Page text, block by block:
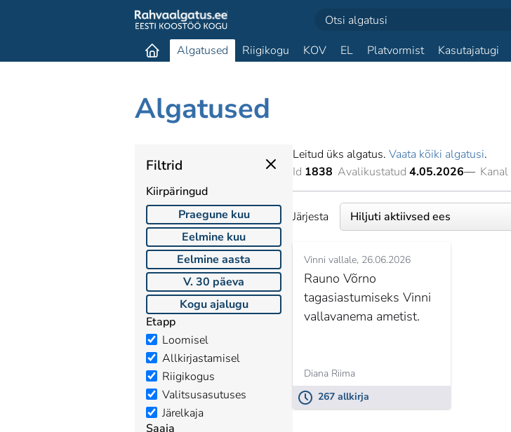
Algatused Riigikogu KOV EL Platvormist Kasutajatugi
Algatused
Filtrid
Kiirpäringud
Praegune kuu
Eelmine kuu
Eelmine aasta
V. 30 päeva
Kogu ajalugu
Etapp
Loomisel
Allkirjastamisel
Riigikogus
Valitsusasutuses
Järelkaja
Saaja
Leitud üks algatus. Vaata kõiki algatusi.
Id 1838 Avalikustatud 4.05.2026— Kanal
Järjesta
Vinni vallale 26.06.2026
Rauno Võrno
tagasiastumiseks Vinni
vallavanema ametist.
Diana Riima
267 allkirja